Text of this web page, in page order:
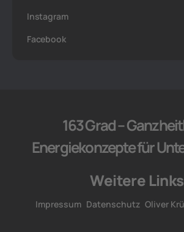
Instagram
Facebook
163 Grad –
Energiekonzepte für
Weitere Links
Impressum Datenschutz Oliver